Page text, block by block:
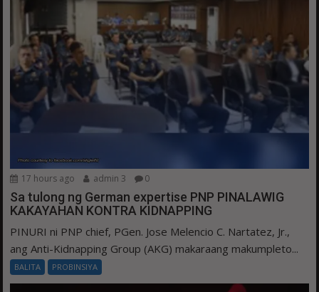
17 hours ago admin 3 0
Sa tulong ng German expertise PNP PINALAWIG
KAKAYAHAN KONTRA KIDNAPPING
PINURI ni PNP chief, PGen. Jose Melencio C. Nartatez, Jr.,
ang Anti-Kidnapping Group (AKG) makaraang makumpleto...
BALITA PROBINSIYA